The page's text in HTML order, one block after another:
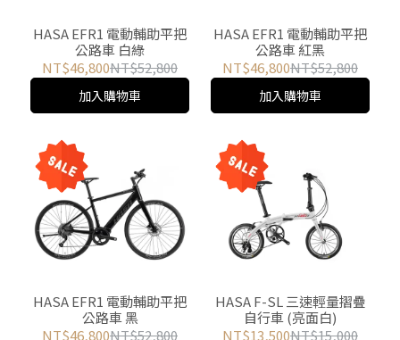
HASA EFR1 電動輔助平把
公路車 白綠
NT$46,800NT$52,800
加入購物車
HASA EFR1 電動輔助平把
公路車 紅黑
NT$46,800NT$52,800
加入購物車
HASA EFR1 電動輔助平把
公路車 黑
NT$46,800NT$52,800
HASA F-SL 三速輕量摺疊
自行車 (亮面白)
NT$13,500NT$15,000